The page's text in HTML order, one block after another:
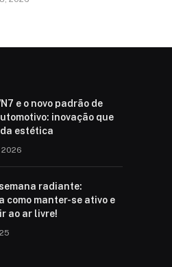
e o novo padrão de
inovação que
estética
radiante:
como manter-se ativo e
ao ar livre!